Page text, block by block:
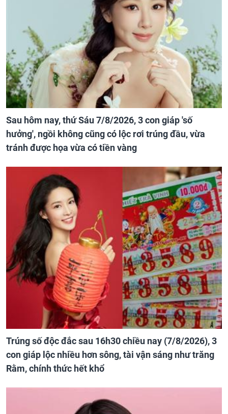
Sau hôm nay, thứ Sáu 7/8/2026, 3 con giáp 'số
hưởng', ngồi không cũng có lộc rơi trúng đầu, vừa
tránh được họa vừa có tiền vàng
Trúng số độc đắc sau 16h30 chiều nay (7/8/2026), 3
con giáp lộc nhiều hơn sông, tài vận sáng như trăng
Rằm, chính thức hết khổ